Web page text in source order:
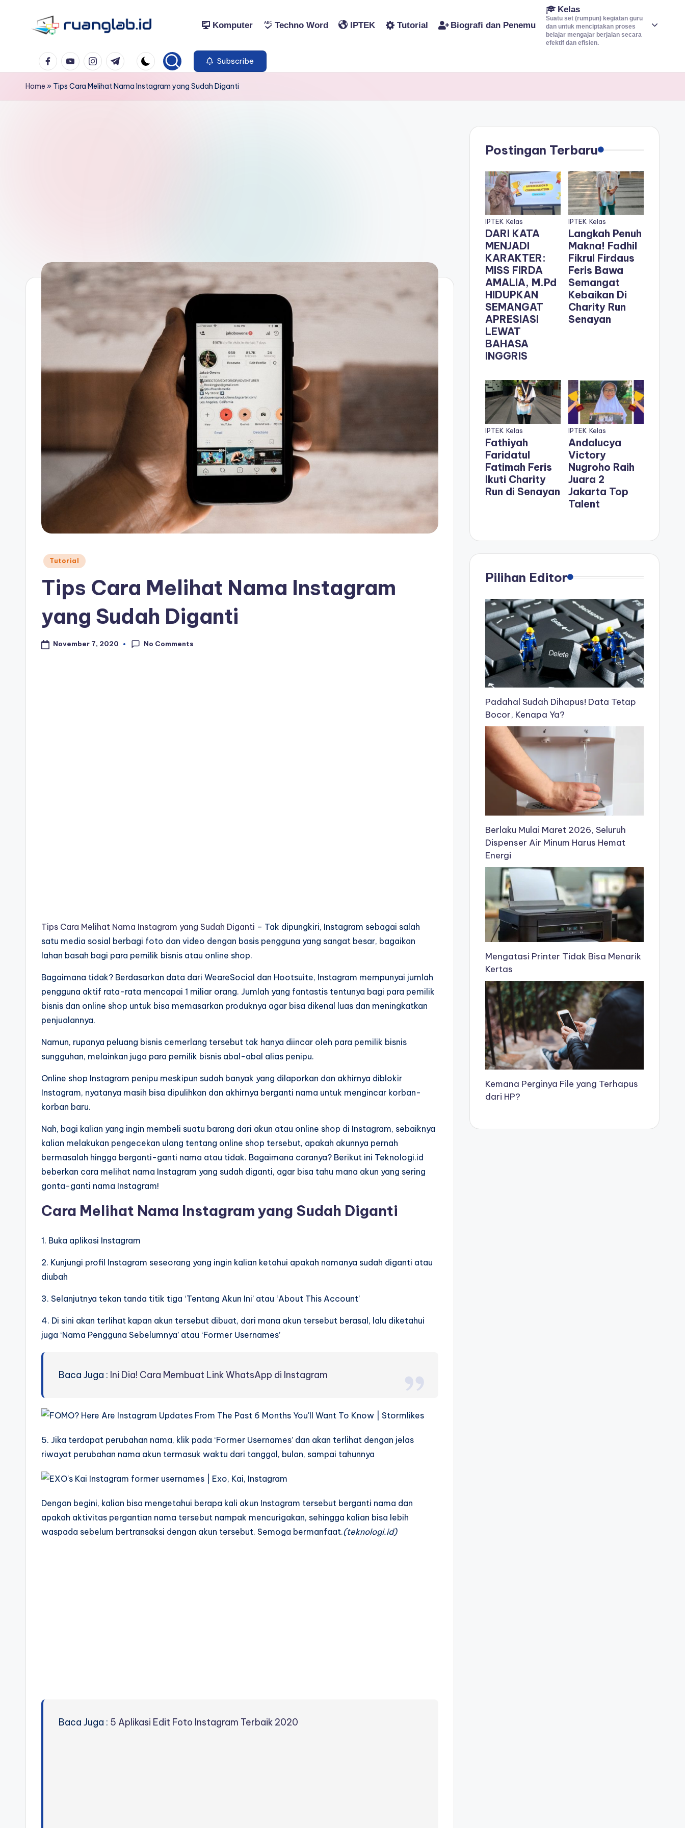
Klik
Banyak
Manfaat
Komputer Techno Word IPTEK Tutorial Biografi dan Penemu
Kelas
Suatu set (rumpun) kegiatan guru
dan untuk menciptakan proses
belajar mengajar berjalan secara
efektif dan efisien.
FacebookYouTubeInstagramTelegram Subscribe
Home » Tips Cara Melihat Nama Instagram yang Sudah Diganti
Posted
Tutorial
Tips Cara Melihat Nama Instagram
yang Sudah Diganti
November 7, 2020 No Comments
Tips Cara Melihat Nama Instagram yang Sudah Diganti – Tak dipungkiri, Instagram sebagai salah
satu media sosial berbagi foto dan video dengan basis pengguna yang sangat besar, bagaikan
lahan basah bagi para pemilik bisnis atau online shop.
Bagaimana tidak? Berdasarkan data dari WeareSocial dan Hootsuite, Instagram mempunyai jumlah
pengguna aktif rata-rata mencapai 1 miliar orang. Jumlah yang fantastis tentunya bagi para pemilik
bisnis dan online shop untuk bisa memasarkan produknya agar bisa dikenal luas dan meningkatkan
penjualannya.
Namun, rupanya peluang bisnis cemerlang tersebut tak hanya diincar oleh para pemilik bisnis
sungguhan, melainkan juga para pemilik bisnis abal-abal alias penipu.
Online shop Instagram penipu meskipun sudah banyak yang dilaporkan dan akhirnya diblokir
Instagram, nyatanya masih bisa dipulihkan dan akhirnya berganti nama untuk mengincar korban-
korban baru.
Nah, bagi kalian yang ingin membeli suatu barang dari akun atau online shop di Instagram, sebaiknya
kalian melakukan pengecekan ulang tentang online shop tersebut, apakah akunnya pernah
bermasalah hingga berganti-ganti nama atau tidak. Bagaimana caranya? Berikut ini Teknologi.id
beberkan cara melihat nama Instagram yang sudah diganti, agar bisa tahu mana akun yang sering
gonta-ganti nama Instagram!
Cara Melihat Nama Instagram yang Sudah Diganti
1. Buka aplikasi Instagram
2. Kunjungi profil Instagram seseorang yang ingin kalian ketahui apakah namanya sudah diganti atau
diubah
3. Selanjutnya tekan tanda titik tiga ‘Tentang Akun Ini’ atau ‘About This Account’
4. Di sini akan terlihat kapan akun tersebut dibuat, dari mana akun tersebut berasal, lalu diketahui
juga ‘Nama Pengguna Sebelumnya’ atau ‘Former Usernames’
Baca Juga : Ini Dia! Cara Membuat Link WhatsApp di Instagram
5. Jika terdapat perubahan nama, klik pada ‘Former Usernames’ dan akan terlihat dengan jelas
riwayat perubahan nama akun termasuk waktu dari tanggal, bulan, sampai tahunnya
Dengan begini, kalian bisa mengetahui berapa kali akun Instagram tersebut berganti nama dan
apakah aktivitas pergantian nama tersebut nampak mencurigakan, sehingga kalian bisa lebih
waspada sebelum bertransaksi dengan akun tersebut. Semoga bermanfaat.(teknologi.id)
Baca Juga : 5 Aplikasi Edit Foto Instagram Terbaik 2020
Postingan Terbaru
IPTEK Kelas
DARI KATA
MENJADI
KARAKTER:
MISS FIRDA
AMALIA, M.Pd
HIDUPKAN
SEMANGAT
APRESIASI
LEWAT
BAHASA
INGGRIS
IPTEK Kelas
Langkah Penuh
Makna! Fadhil
Fikrul Firdaus
Feris Bawa
Semangat
Kebaikan Di
Charity Run
Senayan
IPTEK Kelas
Fathiyah
Faridatul
Fatimah Feris
Ikuti Charity
Run di Senayan
IPTEK Kelas
Andalucya
Victory
Nugroho Raih
Juara 2
Jakarta Top
Talent
Pilihan Editor
Padahal Sudah Dihapus! Data Tetap
Bocor, Kenapa Ya?
Berlaku Mulai Maret 2026, Seluruh
Dispenser Air Minum Harus Hemat
Energi
Mengatasi Printer Tidak Bisa Menarik
Kertas
Kemana Perginya File yang Terhapus
dari HP?